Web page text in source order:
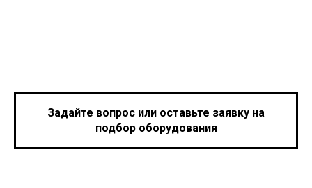
Задайте вопрос или оставьте заявку на
подбор оборудования